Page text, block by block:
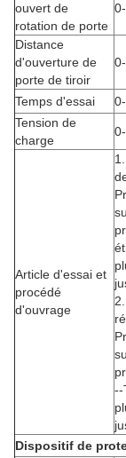
ouvert de
rotation de porte
Distance
d'ouverture de
porte de tiroir
Temps d'essai
Tension de
charge
Article d'essai et
procédé
d'ouvrage
--
Dispositif de